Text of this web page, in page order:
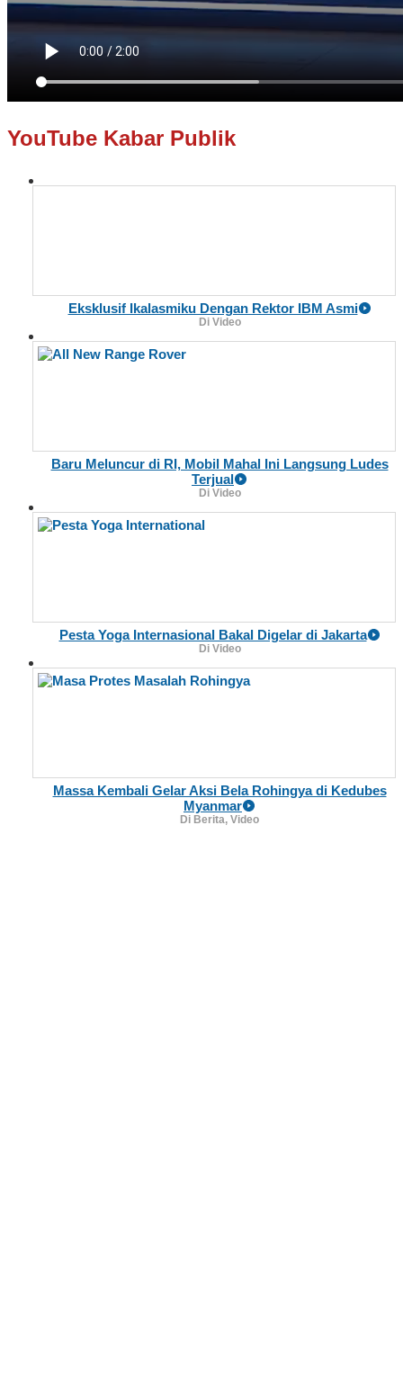
YouTube Kabar Publik
Eksklusif Ikalasmiku Dengan Rektor IBM Asmi
Di Video
Baru Meluncur di RI, Mobil Mahal Ini Langsung Ludes
Terjual
Di Video
Pesta Yoga Internasional Bakal Digelar di Jakarta
Di Video
Massa Kembali Gelar Aksi Bela Rohingya di Kedubes
Myanmar
Di Berita, Video